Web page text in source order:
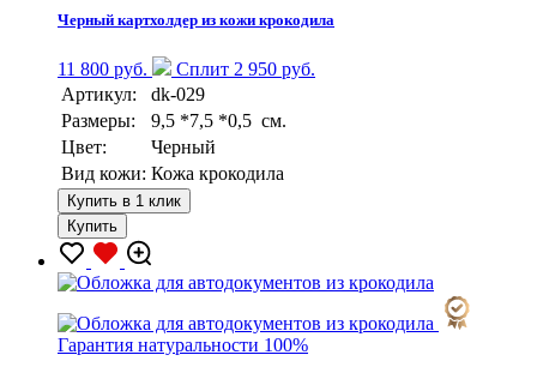
Черный картхолдер из кожи крокодила
11 800 руб.
Сплит 2 950 руб.
Артикул:
dk-029
Размеры:
9,5 *7,5 *0,5 см.
Цвет:
Черный
Вид кожи: Кожа крокодила
Купить в 1 клик
Купить
Гарантия натуральности 100%